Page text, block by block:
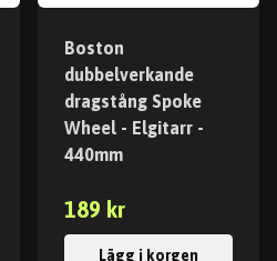
Boston
dubbelverkande
dragstång Spoke
Wheel - Elgitarr -
440mm
189 kr
Lägg i korgen